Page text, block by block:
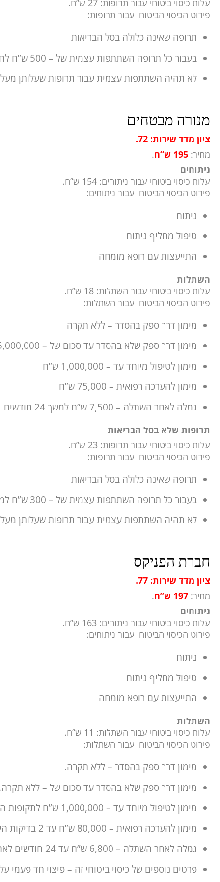
עלות כיסוי ביטוחי עבור תרופות: 27 ש”ח.
פירוט הכיסוי הביטוחי עבור תרופות:
תרופה שאינה כלולה בסל הבריאות
בעבור כל תרופה השתתפות עצמית של – 500 ש”ח לחודש
לא תהיה השתתפות עצמית עבור תרופות שעלותן מעל – 3000 ש”ח
מנורה מבטחים
ציון מדד שירות: 72.
מחיר: 195 ש”ח
.
ניתוחים
עלות כיסוי ביטוחי עבור ניתוחים: 154 ש”ח.
פירוט הכיסוי הביטוחי עבור ניתוחים:
ניתוח
טיפול מחליף ניתוח
התייעצות עם רופא מומחה
השתלות
עלות כיסוי ביטוחי עבור השתלות: 18 ש”ח.
פירוט הכיסוי הביטוחי עבור השתלות:
מימון דרך ספק בהסדר – ללא תקרה
מימון דרך ספק שלא בהסדר עד סכום של – 5,000,000 ש”ח
מימון לטיפול מיוחד עד – 1,000,000 ש”ח
מימון להערכה רפואית – 75,000 ש”ח
גמלה לאחר השתלה – 7,500 ש”ח למשך 24 חודשים
תרופות שלא בסל הבריאות
עלות כיסוי ביטוחי עבור תרופות: 23 ש”ח.
פירוט הכיסוי הביטוחי עבור תרופות:
תרופה שאינה כלולה בסל הבריאות
בעבור כל תרופה השתתפות עצמית של – 300 ש”ח למרשם לחודש
לא תהיה השתתפות עצמית עבור תרופות שעלותן מעל – 300 ש”ח
חברת הפניקס
ציון מדד שירות: 77.
מחיר: 197 ש”ח
.
ניתוחים
עלות כיסוי ביטוחי עבור ניתוחים: 163 ש”ח.
פירוט הכיסוי הביטוחי עבור ניתוחים:
ניתוח
טיפול מחליף ניתוח
התייעצות עם רופא מומחה
השתלות
עלות כיסוי ביטוחי עבור השתלות: 11 ש”ח.
פירוט הכיסוי הביטוחי עבור השתלות:
מימון דרך ספק בהסדר – ללא תקרה.
מימון דרך ספק שלא בהסדר עד סכום של – ללא
מימון לטיפול מיוחד עד – 1,000,000 ש”ח לתקופות הביטוח
מימון להערכה רפואית – 80,000 ש”ח עד 2 בדיקות הערכה
גמלה לאחר השתלה – 6,800 ש”ח עד 24 חודשים לאחר השתלה